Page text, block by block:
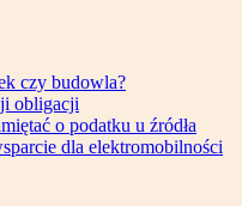
czy budowla?
obligacji
o podatku u źródła
dla elektromobilności